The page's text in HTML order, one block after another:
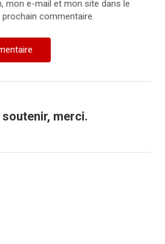
mon e-mail et mon site dans le
commentaire.
merci.